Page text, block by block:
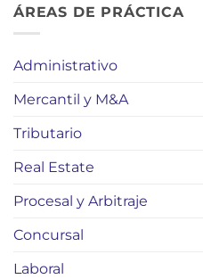
ÁREAS DE PRÁCTICA
Administrativo
Mercantil y M&A
Tributario
Real Estate
Procesal y Arbitraje
Concursal
Laboral